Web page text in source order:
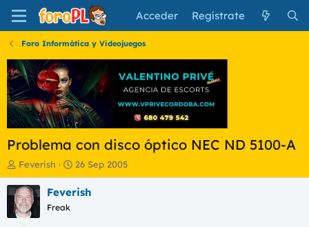
Acceder Regístrate
Foro Informática y Videojuegos
Problema con disco óptico NEC ND 5100-A
I
n
i
c
i
Feverish
F
e
c
26 Sep 2005
Feverish
Freak